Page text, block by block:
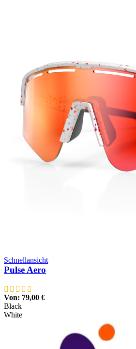
Schnellansicht
Pulse Aero
Von: 79,00 €
Black
White